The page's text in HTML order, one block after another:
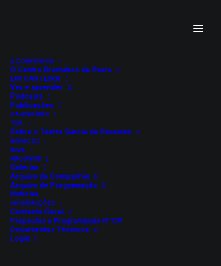
A COMPANHIA
O Centro Dramático de Évora
EM CARTEIRA
Ver e aprender
Podcasts
Publicações
CALENDÁRIO
TGR
Sobre o Teatro Garcia de Resende
BONECOS
BIME
ARQUIVOS
Galerias
Arquivo da Companhia
Arquivo de Programação
Notícias
INFORMAÇÕES
Contacto Geral
Propostas à Programação RTCP
Documentos Técnicos
Login
SONS NO SALÃO:
PEREGRINAÇÃO
BEETHOVEN
Salão Nobre do Teatro Garcia de Resende